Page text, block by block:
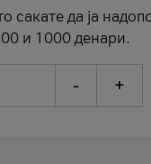
сакате да ја
и 1000 денари.
- +